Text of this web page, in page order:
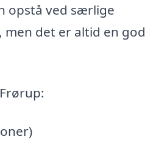
opstå ved særlige
det er altid en god